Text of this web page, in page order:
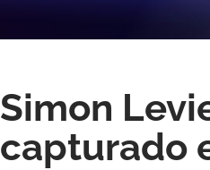
Simon
capturado